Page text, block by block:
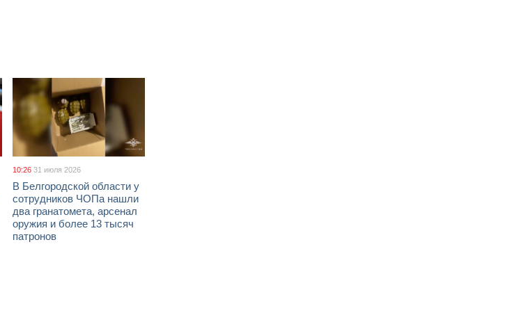
10:26 31 июля 2026
В Белгородской области у
сотрудников ЧОПа нашли
два гранатомета, арсенал
оружия и более 13 тысяч
патронов